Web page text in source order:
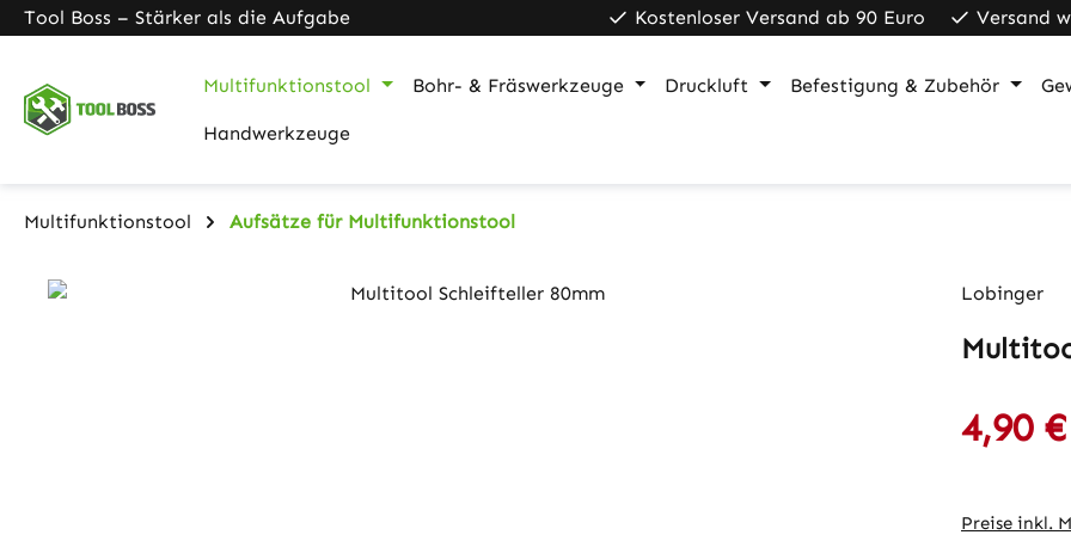
Hauptinhalt springen
Zur Suche springen
Zur Hauptnavigation springen
Tool Boss – Stärker als die Aufgabe Kostenloser Versand ab 90 Euro Versand
Multifunktionstool Bohr- & Fräswerkzeuge Druckluft Befestigung & Zubehör
Handwerkzeuge
Multifunktionstool Aufsätze für Multifunktionstool
Bildergalerie überspringen Lobinger
4,90 €
Preise inkl.